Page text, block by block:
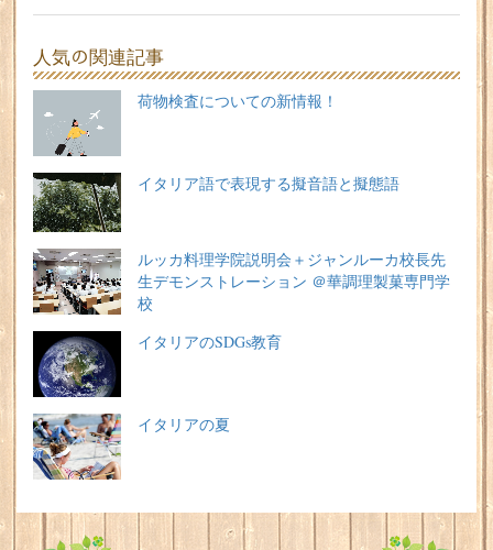
人気の関連記事
荷物検査についての新情報！
イタリア語で表現する擬音語と擬態語
ルッカ料理学院説明会＋ジャンルーカ校長先
生デモンストレーション ＠華調理製菓専門学
校
イタリアのSDGs教育
イタリアの夏